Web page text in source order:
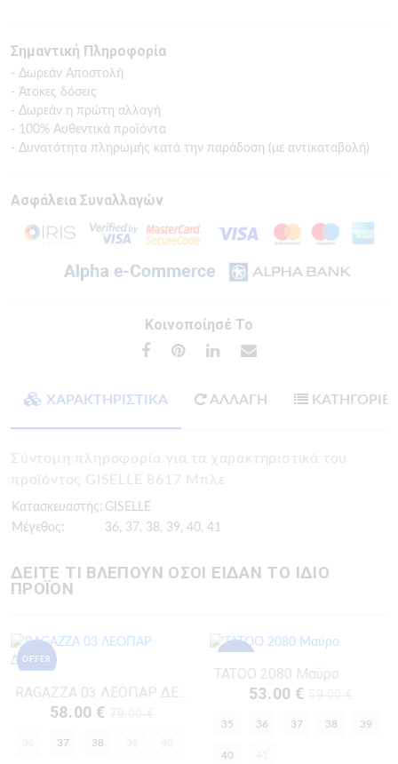
Σημαντική Πληροφορία
- Δωρεάν Αποστολή
- Άτοκες δόσεις
- Δωρεάν η πρώτη αλλαγή
- 100% Αυθεντικά προϊόντα
- Δυνατότητα πληρωμής κατά την παράδοση (με αντικαταβολή)
Ασφάλεια Συναλλαγών
Κοινοποίησέ Το
ΧΑΡΑΚΤΗΡΙΣΤΙΚΑ ΑΛΛΑΓΗ ΚΑΤΗΓΟΡΙΕΣ
Σύντομη πληροφορία για τα χαρακτηριστικά του
προϊόντος GISELLE 8617 Μπλε
Κατασκευαστής: GISELLE
Μέγεθος:
36, 37, 38, 39, 40, 41
ΔΕΙΤΕ ΤΙ ΒΛΕΠΟΥΝ ΟΣΟΙ ΕΙΔΑΝ ΤΟ ΙΔΙΟ
ΠΡΟΪΟΝ
OFFER
RAGAZZA 03 ΛΕΟΠΑΡ ΔΕΡΜΑ
58.00 €
37 38
TATOO 2080 Μαύρο
53.00 €
35 36 37 38 39
40